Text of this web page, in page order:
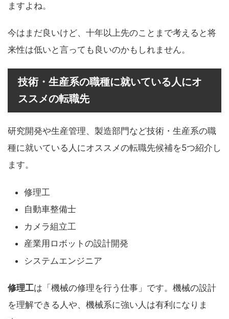
ますよね。
今はまだ良いけど、十年以上先のことまで考えると将
来性は低いと言っても良いのかもしれません。
技術・生産系の職種に就いている人にオ
ススメの転職先
研究開発や生産管理、製造部門など技術・生産系の職
種に就いている人にオススメの転職先候補を5つ紹介し
ます。
修理工
自動車整備士
カメラ組立工
産業用ロボットの設計開発
システムエンジニア
修理工は「機械の修理を行う仕事」です。機械の設計
を理解できる人や、機械系に強い人は有利になりま